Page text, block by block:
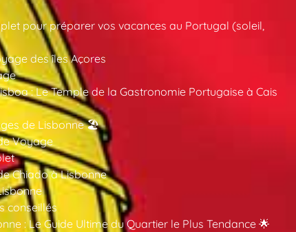
pour préparer vos vacances au Portugal (soleil,
des îles Açores
: Le Temple de la Gastronomie Portugaise à Cais
de Lisbonne 🏖️
Voyage
Chiado à Lisbonne
conseillés
: Le Guide Ultime du Quartier le Plus Tendance 🌟